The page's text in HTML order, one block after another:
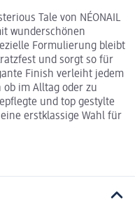
Tale von NÉONAIL
wunderschönen
Formulierung bleibt
und sorgt so für
Finish verleiht jedem
ob im Alltag oder zu
und top gestylte
erstklassige Wahl für